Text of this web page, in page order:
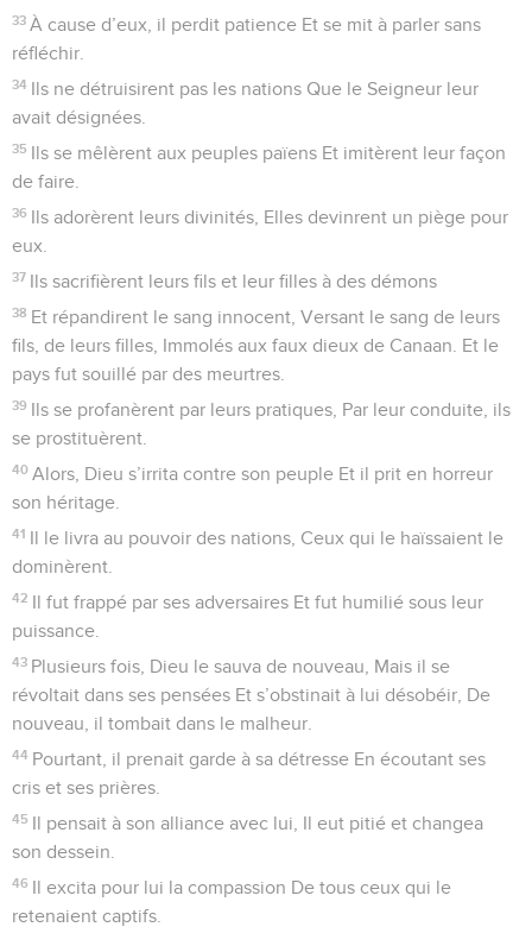
33 À cause d’eux, il perdit patience Et se mit à parler sans
réfléchir.
34 Ils ne détruisirent pas les nations Que le Seigneur leur
avait désignées.
35 Ils se mêlèrent aux peuples païens Et imitèrent leur façon
de faire.
36 Ils adorèrent leurs divinités, Elles devinrent un piège pour
eux.
37 Ils sacrifièrent leurs fils et leur filles à des démons
38 Et répandirent le sang innocent, Versant le sang de leurs
fils, de leurs filles, Immolés aux faux dieux de Canaan. Et le
pays fut souillé par des meurtres.
39 Ils se profanèrent par leurs pratiques, Par leur conduite, ils
se prostituèrent.
40 Alors, Dieu s’irrita contre son peuple Et il prit en horreur
son héritage.
41 Il le livra au pouvoir des nations, Ceux qui le haïssaient le
dominèrent.
42 Il fut frappé par ses adversaires Et fut humilié sous leur
puissance.
43 Plusieurs fois, Dieu le sauva de nouveau, Mais il se
révoltait dans ses pensées Et s’obstinait à lui désobéir, De
nouveau, il tombait dans le malheur.
44 Pourtant, il prenait garde à sa détresse En écoutant ses
cris et ses prières.
45 Il pensait à son alliance avec lui, Il eut pitié et changea
son dessein.
46 Il excita pour lui la compassion De tous ceux qui le
retenaient captifs.